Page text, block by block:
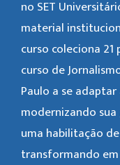
no SET
material
curso coleciona 21
curso de
Paulo a se
modernizando
uma habilitação
transformando